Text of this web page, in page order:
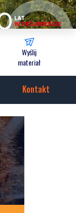
Wyślij
materiał
Kontakt